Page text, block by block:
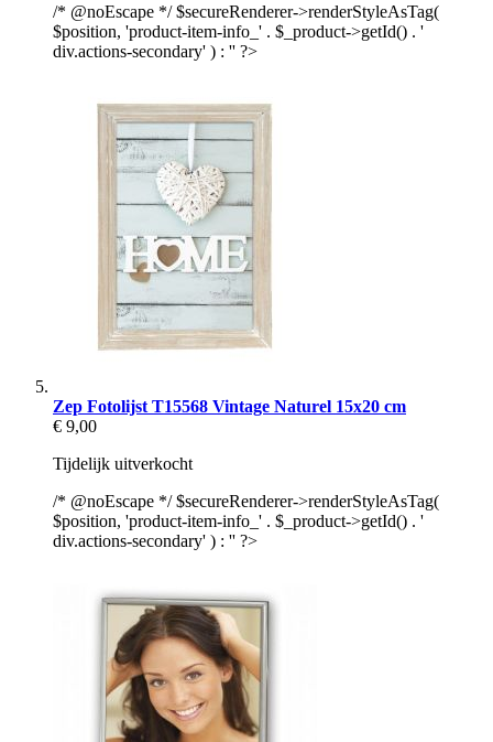
/* @noEscape */ $secureRenderer->renderStyleAsTag(
$position, 'product-item-info_' . $_product->getId() . '
div.actions-secondary' ) : '' ?>
Zep Fotolijst T15568 Vintage Naturel 15x20 cm
€ 9,00
Tijdelijk uitverkocht
/* @noEscape */ $secureRenderer->renderStyleAsTag(
$position, 'product-item-info_' . $_product->getId() . '
div.actions-secondary' ) : '' ?>